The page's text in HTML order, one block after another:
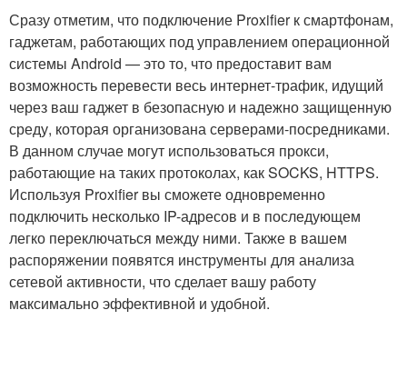
Сразу отметим, что подключение Proxifier к смартфонам,
гаджетам, работающих под управлением операционной
системы Android — это то, что предоставит вам
возможность перевести весь интернет-трафик, идущий
через ваш гаджет в безопасную и надежно защищенную
среду, которая организована серверами-посредниками.
В данном случае могут использоваться прокси,
работающие на таких протоколах, как SOCKS, HTTPS.
Используя Proxifier вы сможете одновременно
подключить несколько IP-адресов и в последующем
легко переключаться между ними. Также в вашем
распоряжении появятся инструменты для анализа
сетевой активности, что сделает вашу работу
максимально эффективной и удобной.